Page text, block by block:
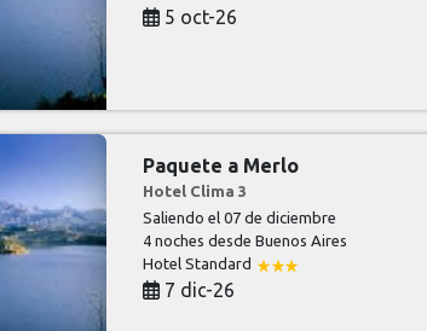
5 oct-26
Paquete a Merlo
Hotel Clima 3
Saliendo el 07 de diciembre
4 noches desde Buenos Aires
Hotel Standard
7 dic-26